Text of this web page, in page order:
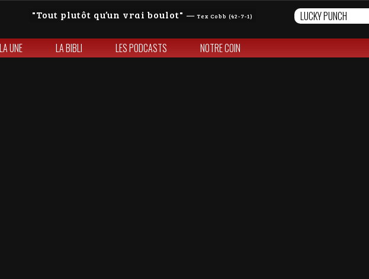
Tout plutôt qu’un vrai boulot — Tex Cobb (42-7-1)
UNE LA BIBLI LES PODCASTS NOTRE COIN